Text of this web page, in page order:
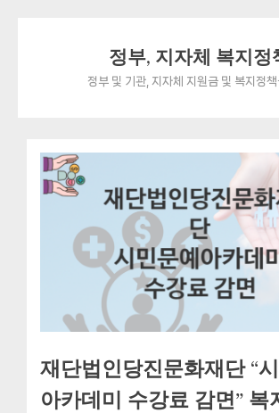
정부, 지자체 복지정
정부 및 기관, 지자체 지원금 및 복지정
재단법인당진문화재단 “
아카데미 수강료 감면” 복